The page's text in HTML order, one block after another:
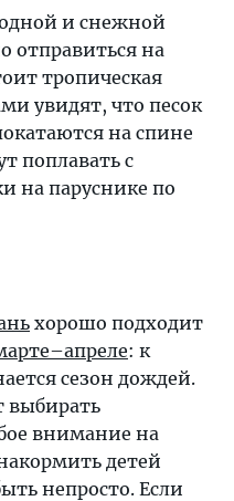
и снежной
отправиться на
тропическая
увидят, что песок
на спине
поплавать с
на паруснике по
хорошо подходит
: к
сезон дождей.
выбирать
внимание на
детей
непросто. Если